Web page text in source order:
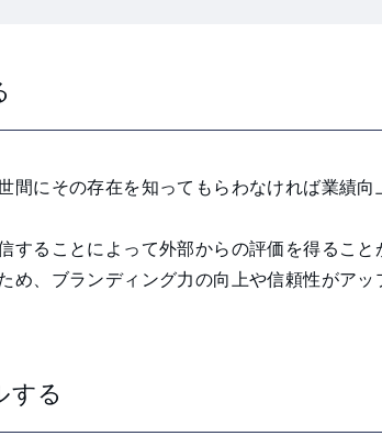
間にその存在を知ってもらわなければ業績向
することによって外部からの評価を得るこ
め、ブランディング力の向上や信頼性がア
する